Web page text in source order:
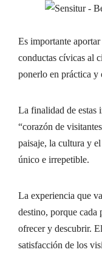
Es importante
conductas cívicas al
ponerlo en práctica y
La finalidad de estas
“corazón de
paisaje, la cultura y
único e irrepetible.
La experiencia que
destino, porque cada
ofrecer y descubrir.
satisfacción de los